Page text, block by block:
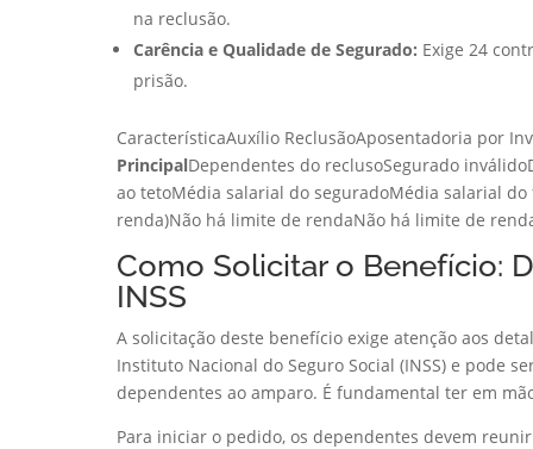
na reclusão.
Carência e Qualidade de Segurado: Exige 24
prisão.
CaracterísticaAuxílio ReclusãoAposentadoria por
PrincipalDependentes do reclusoSegurado
ao tetoMédia salarial do seguradoMédia salarial do
renda)Não há limite de rendaNão há limite de
Como Solicitar o Benefício:
INSS
A solicitação deste benefício exige atenção aos
Instituto Nacional do Seguro Social (INSS) e pode
dependentes ao amparo. É fundamental ter em
Para iniciar o pedido, os dependentes devem